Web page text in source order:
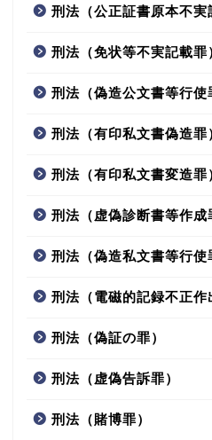
刑法（公正証書原本不実
刑法（免状等不実記載罪
刑法（偽造公文書等行使
刑法（有印私文書偽造罪
刑法（有印私文書変造罪
刑法（虚偽診断書等作成
刑法（偽造私文書等行使
刑法（電磁的記録不正作
刑法（偽証の罪）
刑法（虚偽告訴罪）
刑法（賭博罪）